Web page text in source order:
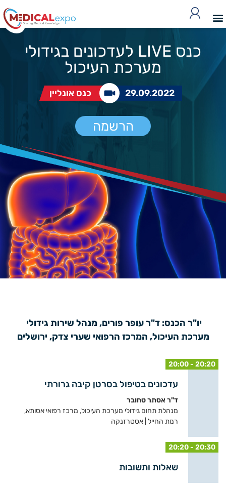
כנס LIVE לעדכונים בגידולי
מערכת העיכול
29.09.2022 כנס אונליין
הרשמה
מערכת העיכול, המרכז הרפואי שערי צדק, ירושלים
20:00 - 20:20
עדכונים בטיפול בסרטן קיבה גרורתי
ד"ר אסתר טחובר
מנהלת תחום גידולי מערכת העיכול, מרכז רפואי אסותא,
רמת החייל | אסטרזנקה
20:20 - 20:30
שאלות ותשובות